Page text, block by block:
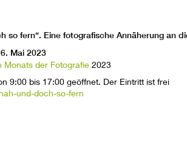
so fern“. Eine fotografische Annäherung an
Mai 2023
Monats der Fotografie 2023
9:00 bis 17:00 geöffnet. Der Eintritt ist frei
und-doch-so-fern